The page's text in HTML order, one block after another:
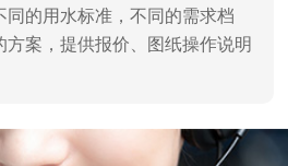
同的用水标准，不同的需求档
方案，提供报价、图纸操作说明